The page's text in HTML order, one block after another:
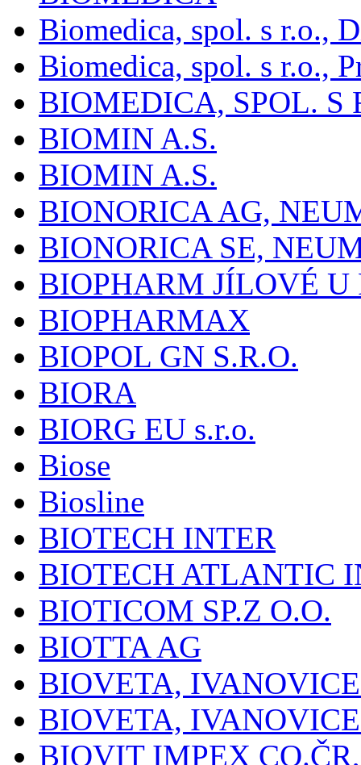
Biomedica, spol. s r.o.,
Biomedica, spol. s r.o.,
BIOMEDICA, SPOL. S
BIOMIN A.S.
BIOMIN A.S.
BIONORICA AG,
BIONORICA SE,
BIOPHARM JÍLOVÉ U
BIOPHARMAX
BIOPOL GN S.R.O.
BIORA
BIORG EU s.r.o.
Biose
Biosline
BIOTECH INTER
BIOTECH ATLANTIC
BIOTICOM SP.Z O.O.
BIOTTA AG
BIOVETA,
BIOVETA,
BIOVIT IMPEX